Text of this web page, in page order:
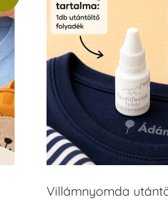
Villámnyomda